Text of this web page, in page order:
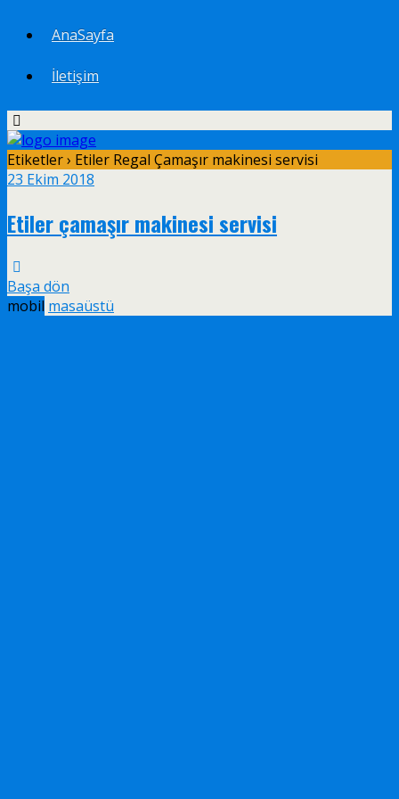
AnaSayfa
İletişim
Etiketler › Etiler Regal Çamaşır makinesi servisi
23 Ekim 2018
Etiler çamaşır makinesi servisi
Başa dön
mobil masaüstü